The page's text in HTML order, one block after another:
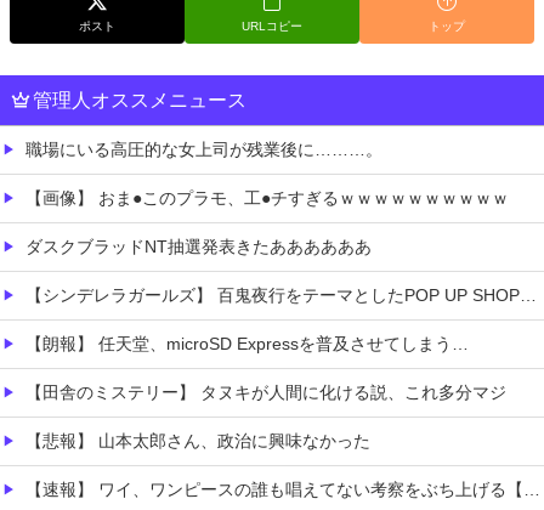
ポスト URLコピー トップ
管理人オススメニュース
職場にいる高圧的な女上司が残業後に………。
【画像】 おま●このプラモ、工●チすぎるｗｗｗｗｗｗｗｗｗｗ
ダスクブラッドNT抽選発表きたああああああ
【シンデレラガールズ】 百鬼夜行をテーマとしたPOP UP SHOPが東京・大阪にて開催
【朗報】 任天堂、microSD Expressを普及させてしまう…
【田舎のミステリー】 タヌキが人間に化ける説、これ多分マジ
【悲報】 山本太郎さん、政治に興味なかった
【速報】 ワイ、ワンピースの誰も唱えてない考察をぶち上げる【世界初】